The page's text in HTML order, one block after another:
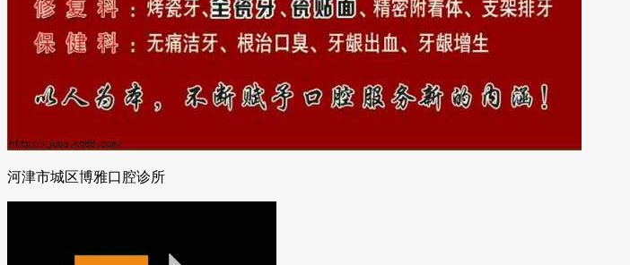
河津市城区博雅口腔诊所